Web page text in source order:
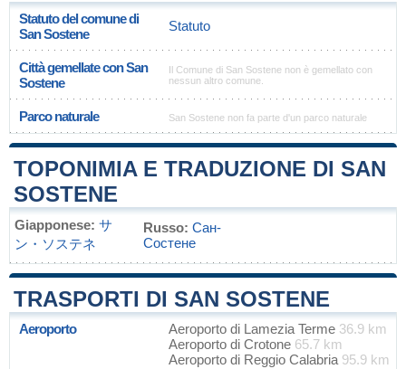
Statuto del comune di
San Sostene
Statuto
Città gemellate con San
Sostene
Il Comune di San Sostene non è gemellato con
nessun altro comune.
Parco naturale San Sostene non fa parte d'un parco naturale
TOPONIMIA E TRADUZIONE DI SAN
SOSTENE
Giapponese: サ
ン・ソステネ
Russo: Сан-
Состене
TRASPORTI DI SAN SOSTENE
Aeroporto Aeroporto di Lamezia Terme 36.9 km
Aeroporto di Crotone 65.7 km
Aeroporto di Reggio Calabria 95.9 km